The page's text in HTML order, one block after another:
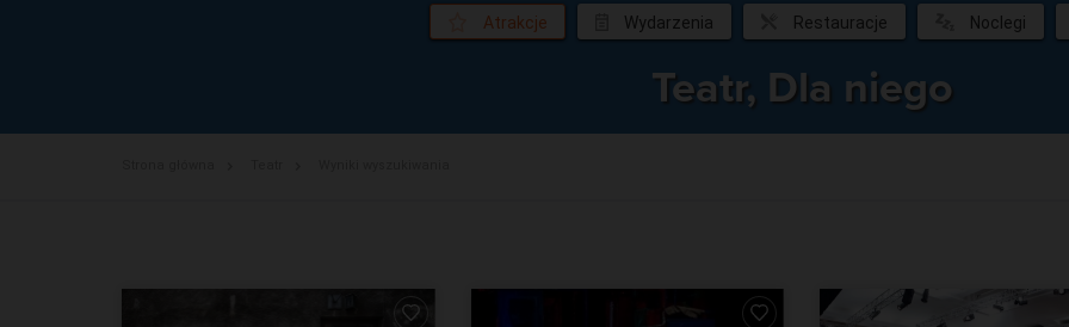
Atrakcje Wydarzenia Restauracje Noclegi
Teatr, Dla niego